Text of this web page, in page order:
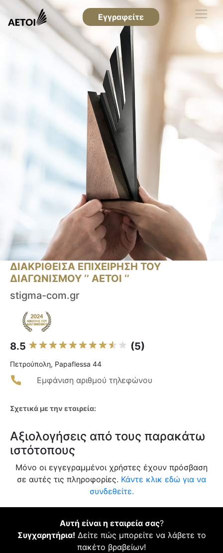
Εγγραφείτε
ΔΙΑΚΡΙΘΕΙΣΑ ΕΠΙΧΕΙΡΗΣΗ ΤΟΥ
ΔΙΑΓΩΝΙΣΜΟΥ ‘’ ΑΕΤΟΙ ‘’
stigma-com.gr
8.5 (5)
Πετρούπολη, Papaflessa 44
Εμφάνιση αριθμού τηλεφώνου
Σχετικά με την εταιρεία:
Αξιολογήσεις από τους παρακάτω
ιστότοπους
Μόνο οι εγγεγραμμένοι χρήστες έχουν πρόσβαση
σε αυτές τις πληροφορίες. Κάντε κλικ εδώ για να
συνδεθείτε.
Αυτή είναι η εταιρεία σας?
Συγχαρητήρια! Δείτε πώς μπορείτε να λάβετε το
πακέτο βραβείων!